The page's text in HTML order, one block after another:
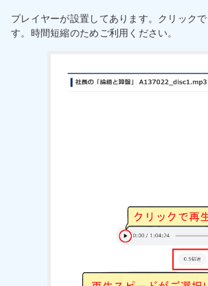
プレイヤーが設置してあります。クリック
す。時間短縮のためご利用ください。